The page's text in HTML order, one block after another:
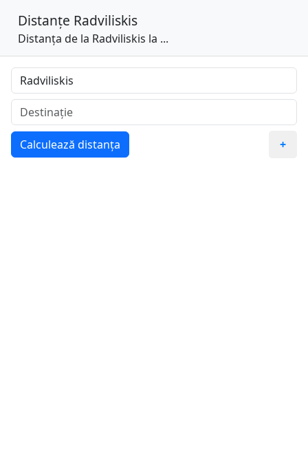
Distanțe Radviliskis
Distanța de la Radviliskis la ...
Calculează distanța +